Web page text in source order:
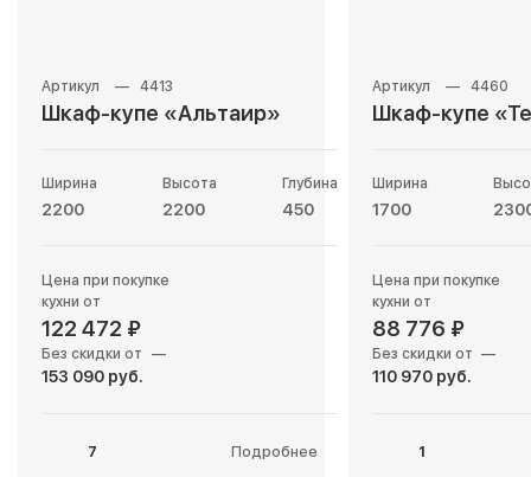
4413
Шкаф-купе «Альтаир»
Ширина
2200
Высота
2200
Глубина
450
Цена при покупке
кухни от
122 472 ₽
Без скидки от —
153 090 руб.
7 Подробнее
4460
Шкаф-купе
Ширина
1700
Цена при покупке
кухни от
88 776 ₽
Без скидки от —
110 970 руб.
1